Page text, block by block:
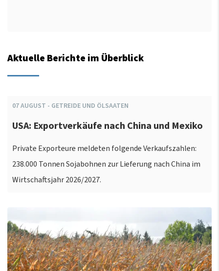
Aktuelle Berichte im Überblick
07AUGUST - GETREIDE UND ÖLSAATEN
USA: Exportverkäufe nach China und Mexiko
Private Exporteure meldeten folgende Verkaufszahlen:
238.000 Tonnen Sojabohnen zur Lieferung nach China im
Wirtschaftsjahr 2026/2027.